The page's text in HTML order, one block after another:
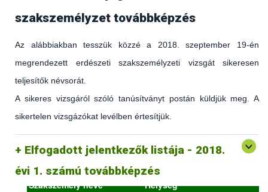
szakszemélyzet továbbképzés
Az alábbiakban tesszük közzé a 2018. szeptember 19-én
megrendezett erdészeti szakszemélyzeti vizsgát sikeresen
teljesítők névsorát.
A sikeres vizsgáról szóló tanúsítványt postán küldjük meg. A
sikertelen vizsgázókat levélben értesítjük.
Elfogadott jelentkezők listája - 2018.
évi 1. számú továbbképzés
(az erdőgazdálkodást és az erdészeti szakirányítást érintő
hatályos jogszabályokról és azok alkalmazásáról szóló
általános továbbképzés)
2018.09.18. – 2018.09.19.
Szakszemély neve
Helység